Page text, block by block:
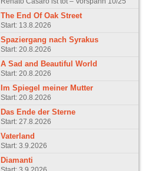
The End Of Oak Street
Start: 13.8.2026
Spaziergang nach Syrakus
Start: 20.8.2026
A Sad and Beautiful World
Start: 20.8.2026
Im Spiegel meiner Mutter
Start: 20.8.2026
Das Ende der Sterne
Start: 27.8.2026
Vaterland
Start: 3.9.2026
Diamanti